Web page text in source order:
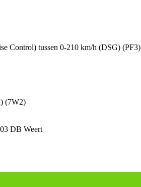
Control) tussen 0-210 km/h (DSG) (PF3)
(7W2)
DB Weert